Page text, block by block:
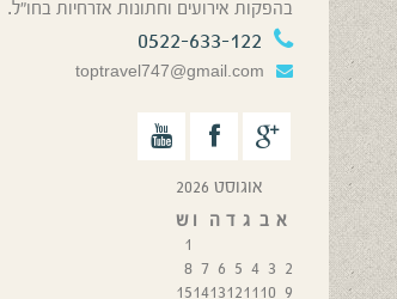
בהפקות אירועים וחתונות אזרחיות בחו”ל.
0522-633-122
toptravel747@gmail.com
אוגוסט 2026
א ב ג ד ה ו ש
1
2
3
4
5
6
7
8
9
10
11
12
13
14
15